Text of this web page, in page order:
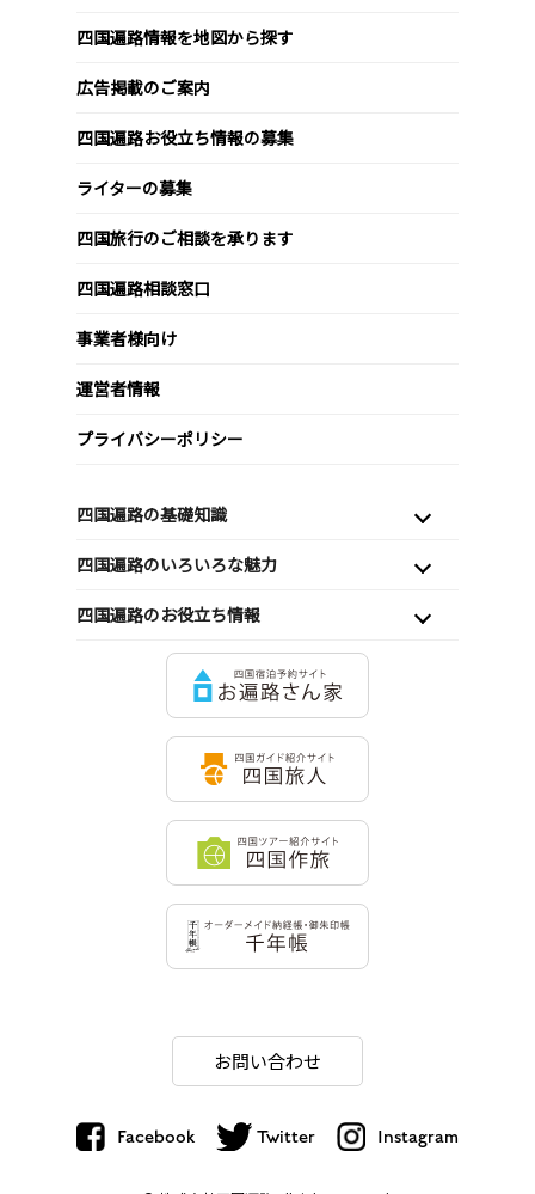
四国遍路情報を地図から探す
広告掲載のご案内
四国遍路お役立ち情報の募集
ライターの募集
四国旅行のご相談を承ります
四国遍路相談窓口
事業者様向け
運営者情報
プライバシーポリシー
四国遍路の基礎知識
四国遍路のいろいろな魅力
四国遍路のお役立ち情報
お問い合わせ
Facebook Twitter Instagram